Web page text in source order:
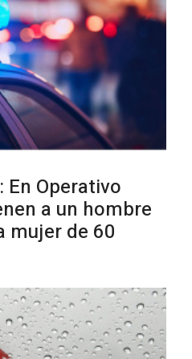
llega a
de formación
Thai en Complejo
para personas
y adultos